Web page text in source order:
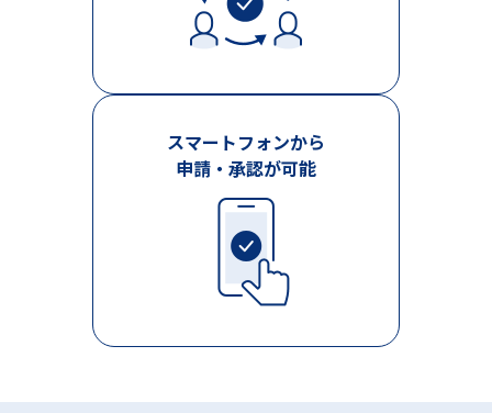
スマートフォンから
申請・承認が可能